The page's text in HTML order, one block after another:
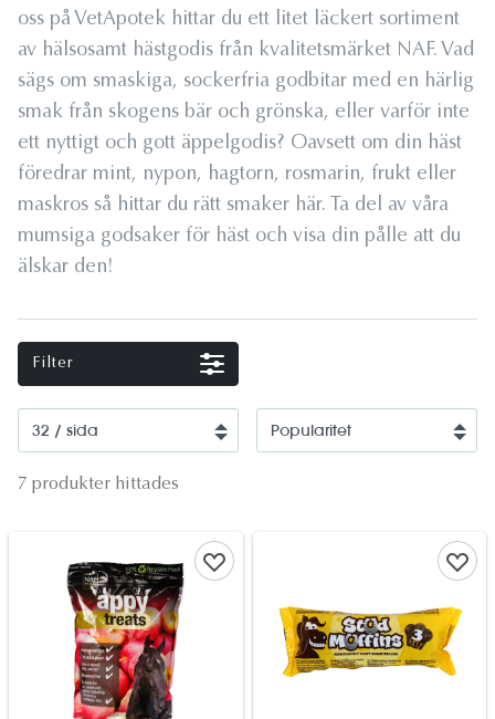
oss på VetApotek hittar du ett litet läckert sortiment
av hälsosamt hästgodis från kvalitetsmärket NAF. Vad
sägs om smaskiga, sockerfria godbitar med en härlig
smak från skogens bär och grönska, eller varför inte
ett nyttigt och gott äppelgodis? Oavsett om din häst
föredrar mint, nypon, hagtorn, rosmarin, frukt eller
maskros så hittar du rätt smaker här. Ta del av våra
mumsiga godsaker för häst och visa din pålle att du
älskar den!
Filter
7 produkter hittades